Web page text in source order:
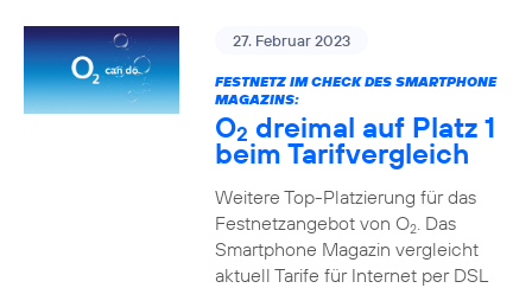
27. Februar 2023
FESTNETZ IM CHECK DES SMARTPHONE
MAGAZINS:
O2 dreimal auf Platz 1
beim Tarifvergleich
Weitere Top-Platzierung für das
Festnetzangebot von O2. Das
Smartphone Magazin vergleicht
aktuell Tarife für Internet per DSL